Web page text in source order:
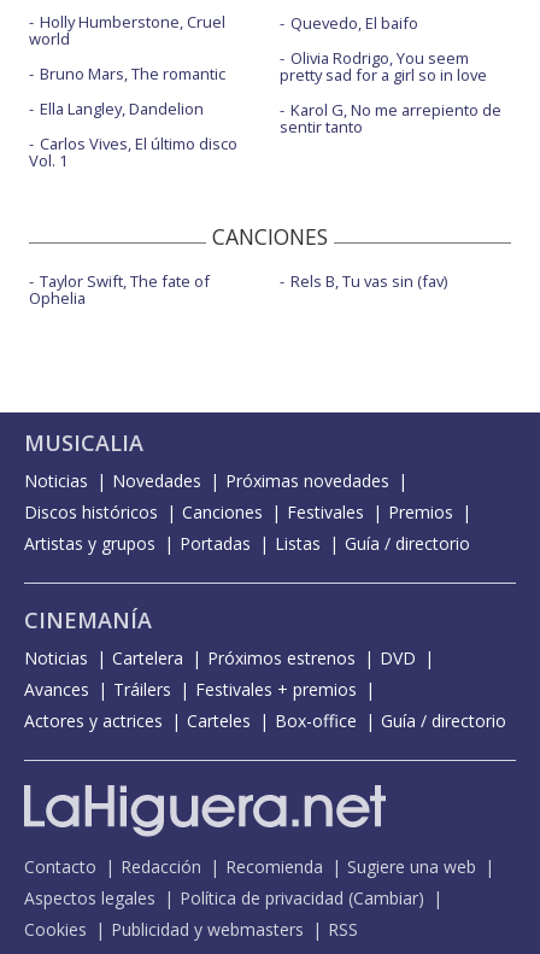
Holly Humberstone, Cruel
world
Bruno Mars, The romantic
Ella Langley, Dandelion
Carlos Vives, El último disco
Vol. 1
Quevedo, El baifo
Olivia Rodrigo, You seem
pretty sad for a girl so in love
Karol G, No me arrepiento de
sentir tanto
CANCIONES
Taylor Swift, The fate of
Ophelia
Rels B, Tu vas sin (fav)
MUSICALIA
Noticias Novedades
Próximas novedades
Discos históricos
Canciones Festivales
Premios
Artistas y grupos
Portadas Listas Guía / directorio
CINEMANÍA
Noticias Cartelera Próximos estrenos
DVD
Avances
Tráilers
Festivales + premios
Actores y actrices
Carteles Box-office Guía / directorio
Contacto Redacción Recomienda
Sugiere una web
Aspectos legales
Política de privacidad (Cambiar)
Cookies
Publicidad y webmasters RSS